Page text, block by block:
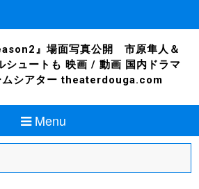
』場面写真公開 市原隼人＆
シュートも 映画 / 動画 国内ドラマ
ムシアター theaterdouga.com
Menu